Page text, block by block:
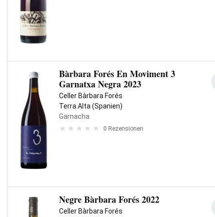
Bàrbara Forés En Moviment 3
Garnatxa Negra 2023
Celler Bàrbara Forés
Terra Alta (Spanien)
Garnacha
0 Rezensionen
Negre Bàrbara Forés 2022
Celler Bàrbara Forés